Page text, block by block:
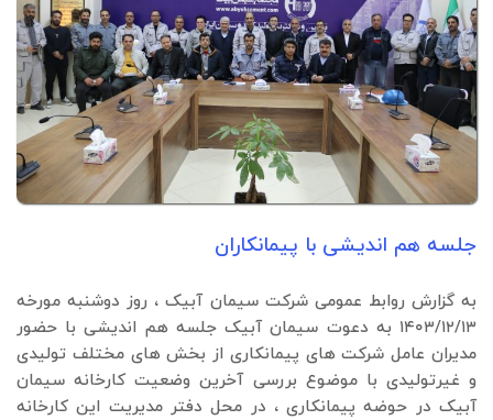
جلسه هم اندیشی با پیمانکاران
به گزارش روابط عمومی شرکت سیمان آبیک ، روز دوشنبه مورخه
۱۴۰۳/۱۲/۱۳ به دعوت سیمان آبیک جلسه هم اندیشی با حضور
مدیران عامل شرکت های پیمانکاری از بخش های مختلف تولیدی
و غیرتولیدی با موضوع بررسی آخرین وضعیت کارخانه سیمان
آبیک در حوضه پیمانکاری ، در محل دفتر مدیریت این کارخانه